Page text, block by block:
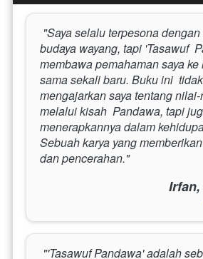
budaya wayang, tapi 'Tasawuf
membawa pemahaman saya
sama sekali baru. Buku ini
mengajarkan saya tentang
melalui kisah  Pandawa, tapi
menerapkannya dalam
Sebuah karya yang
dan pencerahan."